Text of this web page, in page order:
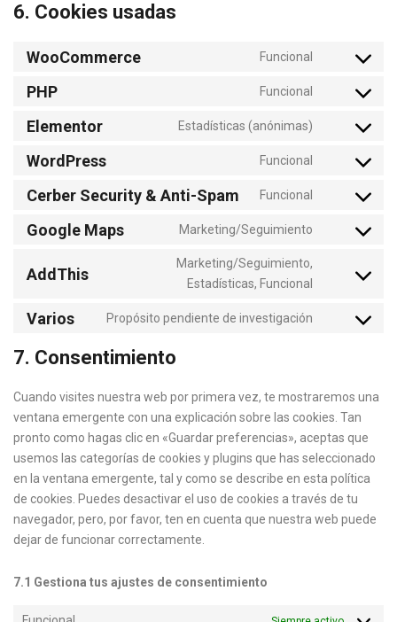
6. Cookies usadas
WooCommerce Funcional
PHP Funcional
Elementor Estadísticas (anónimas)
WordPress Funcional
Cerber Security & Anti-Spam Funcional
Google Maps Marketing/Seguimiento
AddThis
Marketing/Seguimiento,
Estadísticas, Funcional
Varios Propósito pendiente de investigación
7. Consentimiento
Cuando visites nuestra web por primera vez, te mostraremos una
ventana emergente con una explicación sobre las cookies. Tan
pronto como hagas clic en «Guardar preferencias», aceptas que
usemos las categorías de cookies y plugins que has seleccionado
en la ventana emergente, tal y como se describe en esta política
de cookies. Puedes desactivar el uso de cookies a través de tu
navegador, pero, por favor, ten en cuenta que nuestra web puede
dejar de funcionar correctamente.
7.1 Gestiona tus ajustes de consentimiento